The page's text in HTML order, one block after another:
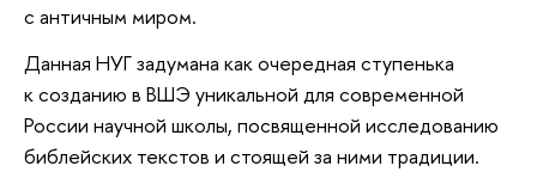
с античным миром.
Данная НУГ задумана как очередная ступенька
к созданию в ВШЭ уникальной для современной
России научной школы, посвященной исследованию
библейских текстов и стоящей за ними традиции.